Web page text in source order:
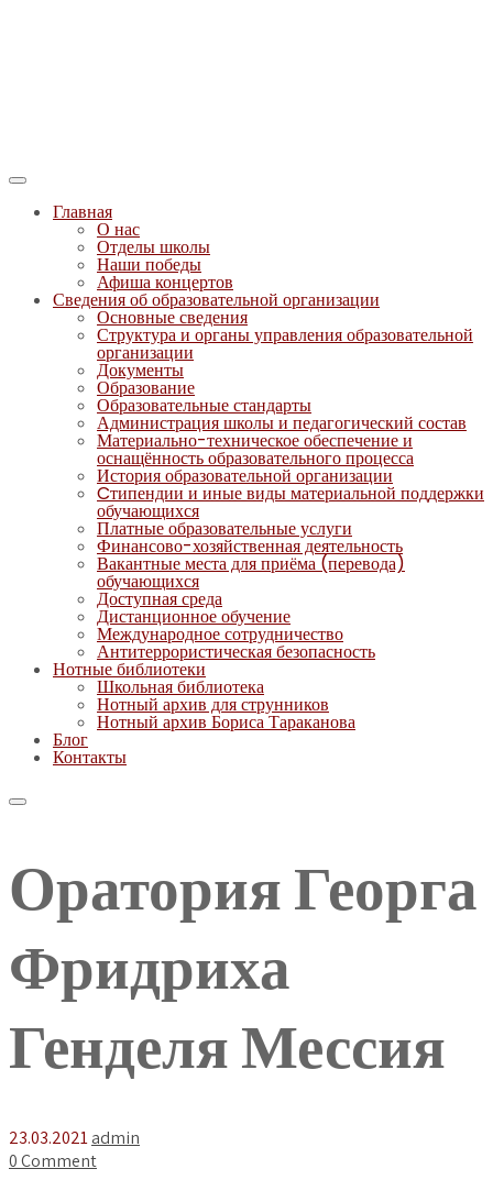
Главная
О нас
Отделы школы
Наши победы
Афиша концертов
Сведения об образовательной организации
Основные сведения
Структура и органы управления образовательной
организации
Документы
Образование
Образовательные стандарты
Администрация школы и педагогический состав
Материально-техническое обеспечение и
оснащённость образовательного процесса
История образовательной организации
Cтипендии и иные виды материальной поддержки
обучающихся
Платные образовательные услуги
Финансово-хозяйственная деятельность
Вакантные места для приёма (перевода)
обучающихся
Доступная среда
Дистанционное обучение
Международное сотрудничество
Антитеррористическая безопасность
Нотные библиотеки
Школьная библиотека
Нотный архив для струнников
Нотный архив Бориса Тараканова
Блог
Контакты
Оратория Георга
Фридриха
Генделя Мессия
23.03.2021admin
0 Comment